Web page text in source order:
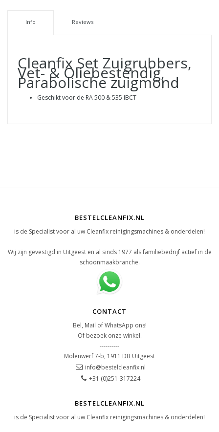
Info Reviews
Cleanfix Set Zuigrubbers,
Vet- & Oliebestendig,
Parabolische zuigmond
Geschikt voor de RA 500 & 535 IBCT
BESTELCLEANFIX.NL
is de Specialist voor al uw Cleanfix reinigingsmachines & onderdelen!
Wij zijn gevestigd in Uitgeest en al sinds 1977 als familiebedrijf actief in de
schoonmaakbranche.
CONTACT
Bel, Mail of WhatsApp ons!
Of bezoek onze winkel.
----------
Molenwerf 7-b, 1911 DB Uitgeest
info@bestelcleanfix.nl
+31 (0)251-317224
BESTELCLEANFIX.NL
is de Specialist voor al uw Cleanfix reinigingsmachines & onderdelen!